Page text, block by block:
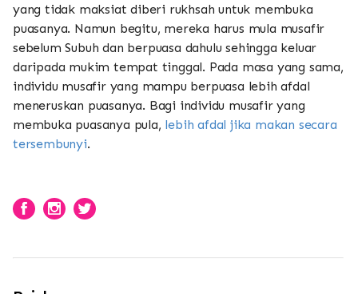
yang tidak maksiat diberi rukhsah untuk membuka
puasanya. Namun begitu, mereka harus mula musafir
sebelum Subuh dan berpuasa dahulu sehingga keluar
daripada mukim tempat tinggal. Pada masa yang sama,
individu musafir yang mampu berpuasa lebih afdal
meneruskan puasanya. Bagi individu musafir yang
membuka puasanya pula, lebih afdal jika makan secara
tersembunyi.